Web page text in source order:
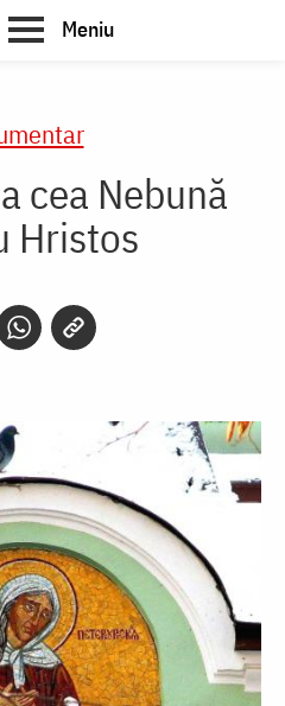
Meniu
cea Nebună
Hristos